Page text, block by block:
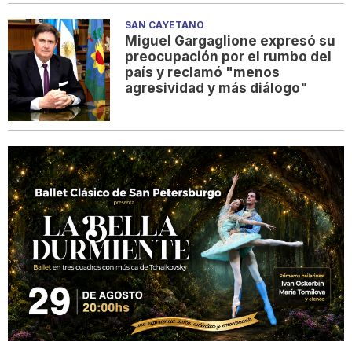
SAN CAYETANO
Miguel Gargaglione expresó su
preocupación por el rumbo del
país y reclamó "menos
agresividad y más diálogo"